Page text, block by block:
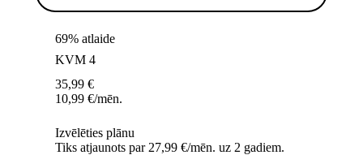
69% atlaide
KVM 4
35,99 €
10,99 €/mēn.
Izvēlēties plānu
Tiks atjaunots par 27,99 €/mēn. uz 2 gadiem.